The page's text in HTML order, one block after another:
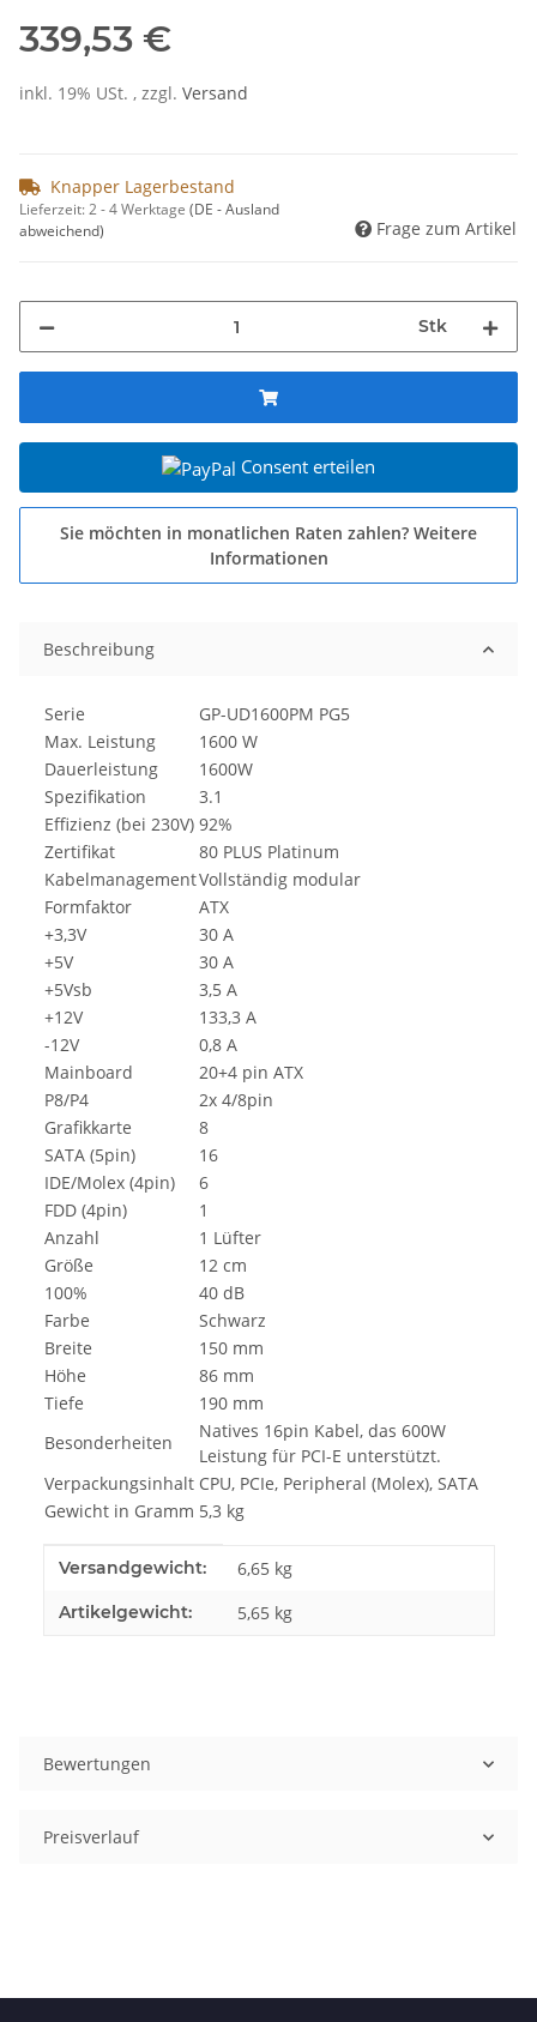
339,53 €
inkl. 19% USt. , zzgl. Versand
Knapper Lagerbestand
Lieferzeit:2 - 4 Werktage (DE - Ausland
abweichend)
Frage zum Artikel
Stk
Consent erteilen
Sie möchten in monatlichen Raten zahlen? Weitere
Informationen
Beschreibung
Serie
GP-UD1600PM PG5
Max. Leistung
1600 W
Dauerleistung
1600W
Spezifikation
3.1
Effizienz (bei 230V) 92%
Zertifikat
80 PLUS Platinum
KabelmanagementVollständig modular
Formfaktor
ATX
+3,3V
30 A
+5V
30 A
+5Vsb
3,5 A
+12V
133,3 A
-12V
0,8 A
Mainboard
20+4 pin ATX
P8/P4
2x 4/8pin
Grafikkarte
8
SATA (5pin)
16
IDE/Molex (4pin)
6
FDD (4pin)
1
Anzahl
1 Lüfter
Größe
12 cm
100%
40 dB
Farbe
Schwarz
Breite
150 mm
Höhe
86 mm
Tiefe
190 mm
Besonderheiten
Natives 16pin Kabel, das 600W
Leistung für PCI-E unterstützt.
Verpackungsinhalt CPU, PCIe, Peripheral (Molex), SATA
Gewicht in Gramm 5,3 kg
Produkteigenschaft
Wert
Versandgewicht: 6,65 kg
Artikelgewicht: 5,65 kg
Bewertungen
Preisverlauf